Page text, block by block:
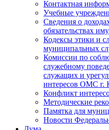
Контактная
Учебные
Сведения о
обязательствах
Кодексы этики и
муниципальных
Комиссии по
служебному
служащих и
интересов ОМС г.
Конфликт
Методические
Памятка для
Новости